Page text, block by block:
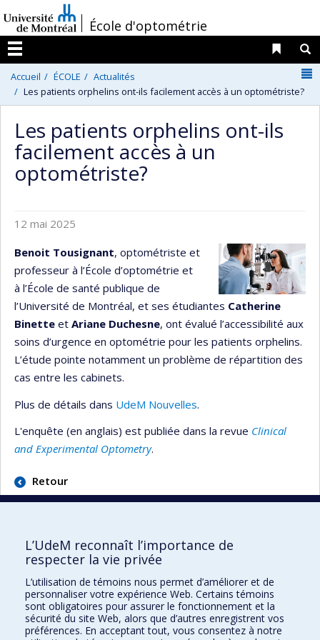
au
contenu
/École d'optométrie
Menu
Liens
Accueil ÉCOLE
Actualités
Les patients orphelins ont-ils facilement accès à un optométriste?
Les patients orphelins ont-ils
facilement accès à un
optométriste?
12 mai 2025
Benoit Tousignant, optométriste et
professeur à l’École d’optométrie et
à l’École de santé publique de
l’Université de Montréal, et ses étudiantes Catherine
Binette et Ariane Duchesne, ont évalué l’accessibilité aux
soins d’urgence en optométrie pour les patients orphelins.
L’étude pointe notamment un problème de répartition des
cas entre les cabinets.
Plus de détails dans UdeM Nouvelles.
L'enquête (en anglais) est publiée dans la revue Clinical
and Experimental Optometry.
Retour
École d'optométrie
3744 Jean-Brillant
Local 260-9
Montréal (Qc) H3T 1P1
L’UdeM reconnaît l’importance de
respecter la vie privée
L’utilisation de témoins nous permet d’améliorer et de
personnaliser votre expérience Web. Certains témoins
sont obligatoires pour assurer le fonctionnement et la
sécurité du site Web, alors que d’autres enregistrent vos
préférences. En acceptant tout, vous consentez à notre